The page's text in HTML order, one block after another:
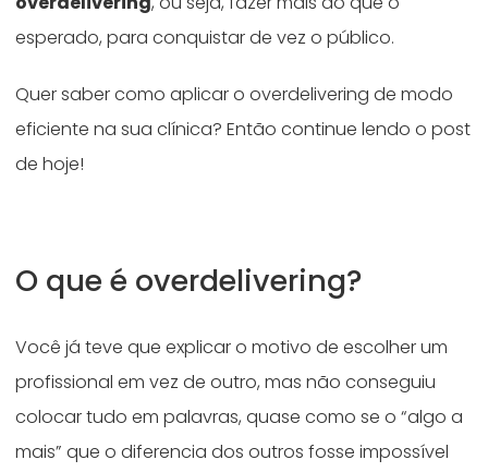
esperado, para conquistar de vez o público.
Quer saber como aplicar o overdelivering de modo
eficiente na sua clínica? Então continue lendo o post
de hoje!
O que é overdelivering?
Você já teve que explicar o motivo de escolher um
profissional em vez de outro, mas não conseguiu
colocar tudo em palavras, quase como se o “algo a
mais” que o diferencia dos outros fosse impossível